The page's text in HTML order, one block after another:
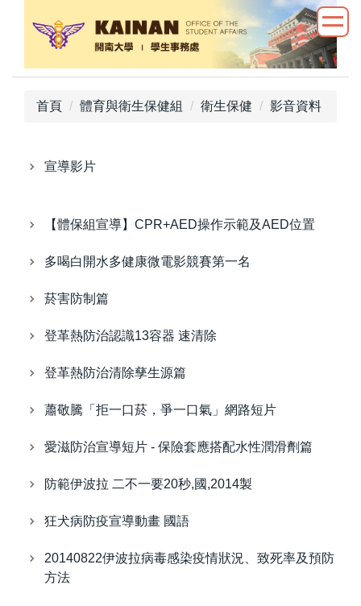
首頁 體育與衛生保健組 衛生保健 影音資料
宣導影片
【體保組宣導】CPR+AED操作示範及AED位置
多喝白開水多健康微電影競賽第一名
菸害防制篇
登革熱防治認識13容器 速清除
登革熱防治清除孳生源篇
蕭敬騰「拒一口菸，爭一口氣」網路短片
愛滋防治宣導短片 - 保險套應搭配水性潤滑劑篇
防範伊波拉 二不一要20秒,國,2014製
狂犬病防疫宣導動畫 國語
20140822伊波拉病毒感染疫情狀況、致死率及預防
方法